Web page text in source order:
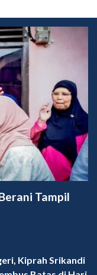
Tampil
Kiprah Srikandi